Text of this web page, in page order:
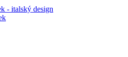
- italský design